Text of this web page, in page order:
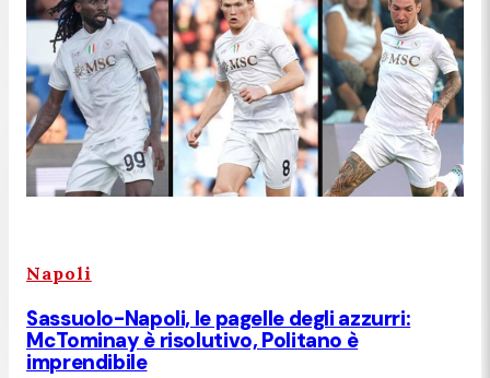
Napoli
Sassuolo-Napoli, le pagelle degli azzurri:
McTominay è risolutivo, Politano è
imprendibile